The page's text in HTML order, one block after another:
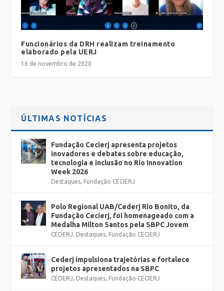
Funcionários da DRH realizam treinamento
elaborado pela UERJ
16 de novembro de 2020
ÚLTIMAS NOTÍCIAS
Fundação Cecierj apresenta projetos
inovadores e debates sobre educação,
tecnologia e inclusão no Rio Innovation
Week 2026
Destaques, Fundação CECIERJ
Polo Regional UAB/Cederj Rio Bonito, da
Fundação Cecierj, foi homenageado com a
Medalha Milton Santos pela SBPC Jovem
CEDERJ, Destaques, Fundação CECIERJ
Cederj impulsiona trajetórias e fortalece
projetos apresentados na SBPC
CEDERJ, Destaques, Fundação CECIERJ